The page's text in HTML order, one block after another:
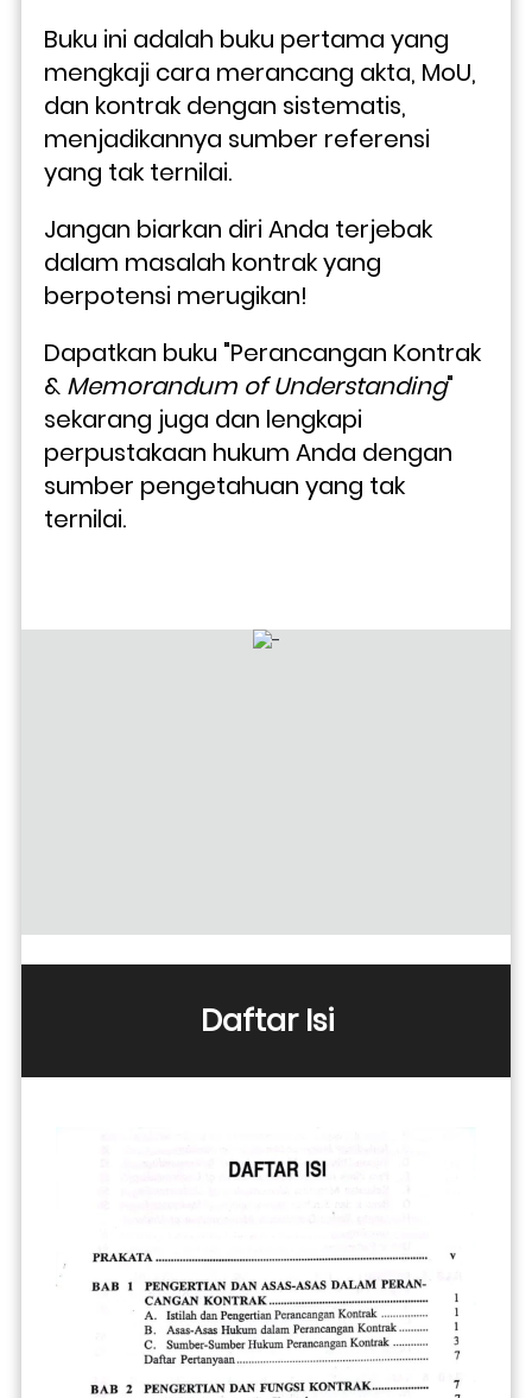
Buku ini adalah buku pertama yang
mengkaji cara merancang akta, MoU,
dan kontrak dengan sistematis,
menjadikannya sumber referensi
yang tak ternilai.
Jangan biarkan diri Anda terjebak
dalam masalah kontrak yang
berpotensi merugikan!
Dapatkan buku "Perancangan Kontrak
& Memorandum of Understanding"
sekarang juga dan lengkapi
perpustakaan hukum Anda dengan
sumber pengetahuan yang tak
ternilai.
Daftar Isi